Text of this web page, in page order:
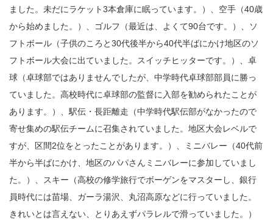
ました。未だにラケット3本倉庫に眠っています。）、空手（40歳
から始めました。）、ゴルフ（最近は、よくて90台です。）、ソ
フトボール（子供のころと30代後半から40代半ばにかけ地区のソ
フトボール大会に出ていました。スイッチヒッターです。）、卓
球（卓球部ではありませんでしたが、中学時代卓球部部員に勝っ
ていました。高校時代に卓球部の監督に入部を勧められたことが
あります。）、駅伝・長距離走（中学時代駅伝部がなかったので
寄せ集めの駅伝チームに召集されていました。地区大会レベルで
すが、区間2位をとったことがあります。）、ミニバレー（40代前
半から半ばにかけ、地区のパパさんミニバレーに参加していまし
た。）、スキー（高校の修学旅行でボーゲンをマスターし、銀行
員時代には苗場、ガーラ湯沢、丸沼高原などに行っていました。
きれいとは言えない、とりあえずパラレルで滑っていました。）